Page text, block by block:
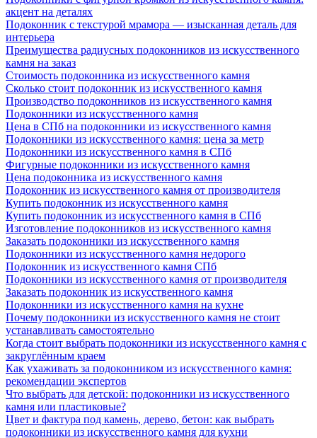
акцент на деталях
Подоконник с текстурой мрамора — изысканная деталь для
интерьера
Преимущества радиусных подоконников из искусственного
камня на заказ
Стоимость подоконника из искусственного камня
Сколько стоит подоконник из искусственного камня
Производство подоконников из искусственного камня
Подоконники из искусственного камня
Цена в СПб на подоконники из искусственного камня
Подоконники из искусственного камня: цена за метр
Подоконники из искусственного камня в СПб
Фигурные подоконники из искусственного камня
Цена подоконника из искусственного камня
Подоконник из искусственного камня от производителя
Купить подоконник из искусственного камня
Купить подоконник из искусственного камня в СПб
Изготовление подоконников из искусственного камня
Заказать подоконники из искусственного камня
Подоконники из искусственного камня недорого
Подоконник из искусственного камня СПб
Подоконники из искусственного камня от производителя
Заказать подоконник из искусственного камня
Подоконники из искусственного камня на кухне
Почему подоконники из искусственного камня не стоит
устанавливать самостоятельно
Когда стоит выбрать подоконники из искусственного камня с
закруглённым краем
Как ухаживать за подоконником из искусственного камня:
рекомендации экспертов
Что выбрать для детской: подоконники из искусственного
камня или пластиковые?
Цвет и фактура под камень, дерево, бетон: как выбрать
подоконники из искусственного камня для кухни